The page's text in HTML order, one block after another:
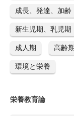
成長、発達、加齢
新生児期、乳児期
成人期 高齢期
環境と栄養
栄養教育論